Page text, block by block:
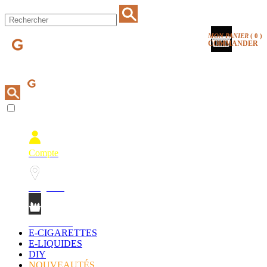
MON PANIER ( 0 )
COMMANDER
Compte
E-CIGARETTES
E-LIQUIDES
DIY
NOUVEAUTÉS